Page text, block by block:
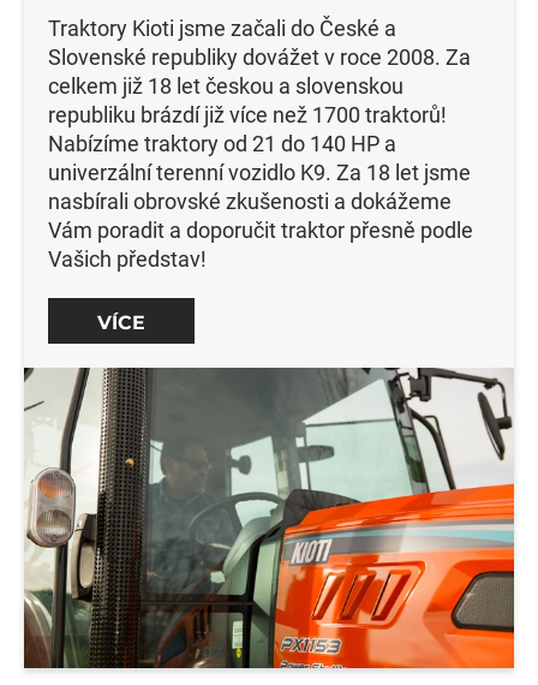
Traktory Kioti jsme začali do České a
Slovenské republiky dovážet v roce 2008. Za
celkem již 18 let českou a slovenskou
republiku brázdí již více než 1700 traktorů!
Nabízíme traktory od 21 do 140 HP a
univerzální terenní vozidlo K9. Za 18 let jsme
nasbírali obrovské zkušenosti a dokážeme
Vám poradit a doporučit traktor přesně podle
Vašich představ!
VÍCE